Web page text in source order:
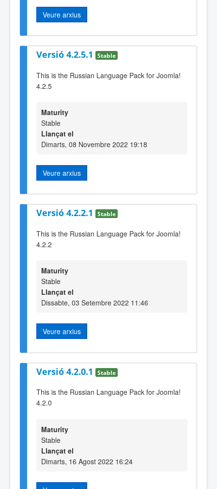
Veure arxius
Versió 4.2.5.1 Stable
This is the Russian Language Pack for Joomla!
4.2.5
Maturity
Stable
Llançat el
Dimarts, 08 Novembre 2022 19:18
Veure arxius
Versió 4.2.2.1 Stable
This is the Russian Language Pack for Joomla!
4.2.2
Maturity
Stable
Llançat el
Dissabte, 03 Setembre 2022 11:46
Veure arxius
Versió 4.2.0.1 Stable
This is the Russian Language Pack for Joomla!
4.2.0
Maturity
Stable
Llançat el
Dimarts, 16 Agost 2022 16:24